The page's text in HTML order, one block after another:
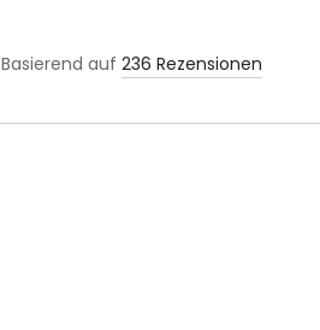
Basierend auf 236 Rezensionen